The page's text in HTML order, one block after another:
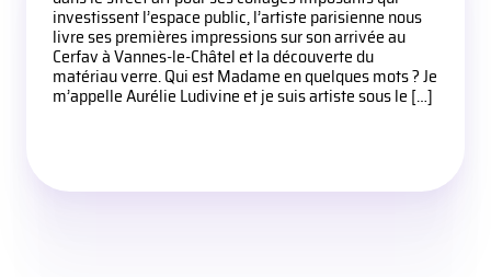
investissent l’espace public, l’artiste parisienne nous
livre ses premières impressions sur son arrivée au
Cerfav à Vannes-le-Châtel et la découverte du
matériau verre. Qui est Madame en quelques mots ? Je
m’appelle Aurélie Ludivine et je suis artiste sous le […]